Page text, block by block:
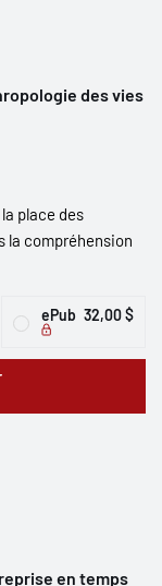
des vies
place des
la compréhension
ePub 32,00 $
en temps